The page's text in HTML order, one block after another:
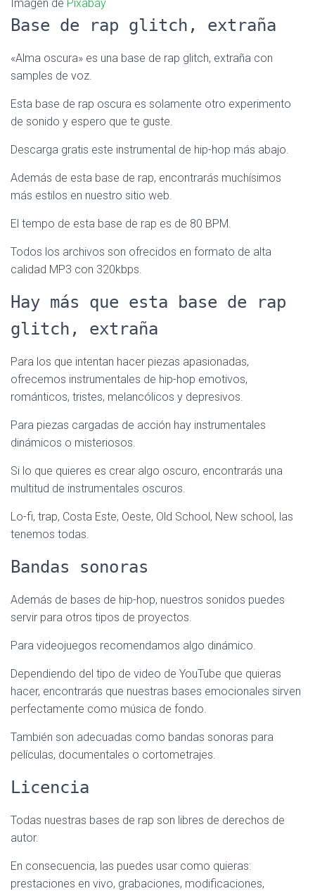
Imagen de Pixabay
Base de rap glitch, extraña
«Alma oscura» es una base de rap glitch, extraña con
samples de voz.
Esta base de rap oscura es solamente otro experimento
de sonido y espero que te guste.
Descarga gratis este instrumental de hip-hop más abajo.
Además de esta base de rap, encontrarás muchísimos
más estilos en nuestro sitio web.
El tempo de esta base de rap es de 80 BPM.
Todos los archivos son ofrecidos en formato de alta
calidad MP3 con 320kbps.
Hay más que esta base de rap
glitch, extraña
Para los que intentan hacer piezas apasionadas,
ofrecemos instrumentales de hip-hop emotivos,
románticos, tristes, melancólicos y depresivos.
Para piezas cargadas de acción hay instrumentales
dinámicos o misteriosos.
Si lo que quieres es crear algo oscuro, encontrarás una
multitud de instrumentales oscuros.
Lo-fi, trap, Costa Este, Oeste, Old School, New school, las
tenemos todas.
Bandas sonoras
Además de bases de hip-hop, nuestros sonidos puedes
servir para otros tipos de proyectos.
Para videojuegos recomendamos algo dinámico.
Dependiendo del tipo de video de YouTube que quieras
hacer, encontrarás que nuestras bases emocionales sirven
perfectamente como música de fondo.
También son adecuadas como bandas sonoras para
películas, documentales o cortometrajes.
Licencia
Todas nuestras bases de rap son libres de derechos de
autor.
En consecuencia, las puedes usar como quieras:
prestaciones en vivo, grabaciones, modificaciones,